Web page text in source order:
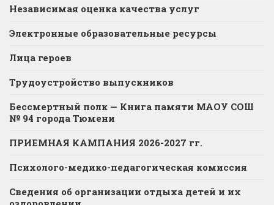
Независимая оценка качества услуг
Электронные образовательные ресурсы
Лица героев
Трудоустройство выпускников
Бессмертный полк — Книга памяти МАОУ СОШ
№ 94 города Тюмени
ПРИЕМНАЯ КАМПАНИЯ 2026-2027 гг.
Психолого-медико-педагогическая комиссия
Сведения об организации отдыха детей и их